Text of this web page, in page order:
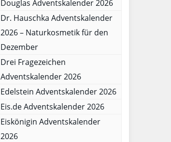
Douglas Adventskalender 2026
Dr. Hauschka Adventskalender
2026 – Naturkosmetik für den
Dezember
Drei Fragezeichen
Adventskalender 2026
Edelstein Adventskalender 2026
Eis.de Adventskalender 2026
Eiskönigin Adventskalender
2026